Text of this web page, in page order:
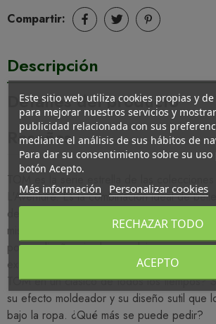
Compartir:
Descripción
Detalles del producto
Reseñas
TOM es la serie estrella de las colecciones
L'Aventure. Es la combinación ideal de
detalles contemporaneos. Es un clásico y
mismo tiempo. Sabe conquistar a todo tipo
por su diseño, simple pero lujoso, como
extremadamente ligeros y finos. ¿Qué
TOM en un clásico de todos los tiempos?
su efecto moldeador y su diseño sutil que
bajo la ropa. ¿Qué más se puede pedir?
Este sitio web utiliza cookies propias y
para mejorar nuestros servicios y
publicidad relacionada con sus
mediante el análisis de sus hábitos de
Para dar su consentimiento sobre su uso
botón Acepto.
Más información Personalizar cookies
RECHAZAR TODO
ACEPTO